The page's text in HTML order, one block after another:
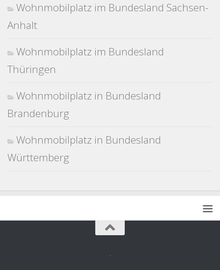
Wohnmobilplatz im Bundesland Sachsen-
Anhalt
Wohnmobilplatz im Bundesland
Thüringen
Wohnmobilplatz in Bundesland
Brandenburg
Wohnmobilplatz in Bundesland
Württemberg
.